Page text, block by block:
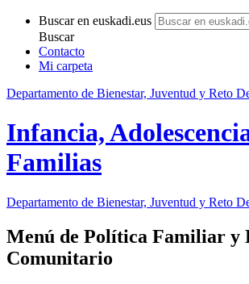
Buscar en euskadi.eus
Buscar
Contacto
Mi carpeta
Departamento de Bienestar, Juventud y Reto
Infancia,
Familias
Departamento de Bienestar, Juventud y Reto
Menú de Política Familiar y
Comunitario